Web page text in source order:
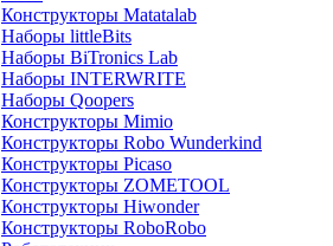
Конструкторы Matatalab
Наборы littleBits
Наборы BiTronics Lab
Наборы INTERWRITE
Наборы Qoopers
Конструкторы Mimio
Конструкторы Robo Wunderkind
Конструкторы Picaso
Конструкторы ZOMETOOL
Конструкторы Hiwonder
Конструкторы RoboRobo